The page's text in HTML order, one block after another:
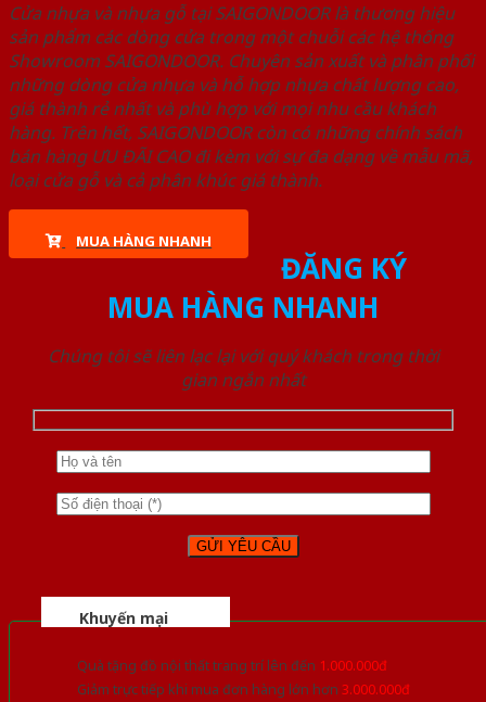
Cửa nhựa và nhựa gỗ tại SAIGONDOOR là thương hiệu
sản phẩm các dòng cửa trong một chuỗi các hệ thống
Showroom SAIGONDOOR. Chuyên sản xuất và phân phối
những dòng cửa nhựa và hỗ hợp nhựa chất lượng cao,
giá thành rẻ nhất và phù hợp với mọi nhu cầu khách
hàng. Trên hết, SAIGONDOOR còn có những chính sách
bán hàng ƯU ĐÃI CAO đi kèm với sự đa dạng về mẫu mã,
loại cửa gỗ và cả phân khúc giá thành.
MUA HÀNG NHANH
ĐĂNG KÝ
MUA HÀNG NHANH
Chúng tôi sẽ liên lạc lại với quý khách trong thời
gian ngắn nhất
Khuyến mại
Quà tặng đồ nội thất trang trí lên đến 1.000.000đ
Giảm trực tiếp khi mua đơn hàng lớn hơn 3.000.000đ